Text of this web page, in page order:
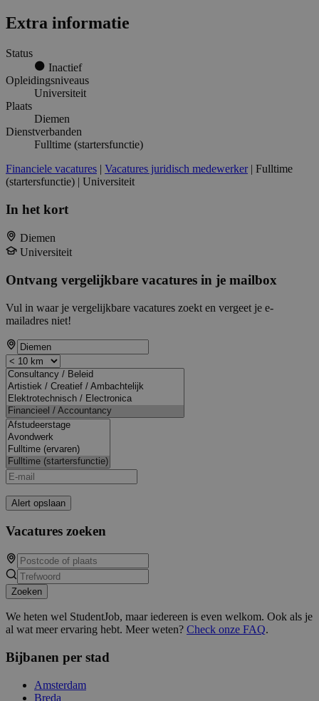
Extra informatie
Status
Inactief
Opleidingsniveaus
Universiteit
Plaats
Diemen
Dienstverbanden
Fulltime (startersfunctie)
Financiele vacatures | Vacatures juridisch medewerker| Fulltime
(startersfunctie) | Universiteit
In het kort
Diemen
Universiteit
Ontvang vergelijkbare vacatures in je mailbox
Vul in waar je vergelijkbare vacatures zoekt en vergeet je e-
mailadres niet!
Alert opslaan
Vacatures zoeken
Zoeken
We heten wel StudentJob, maar iedereen is even welkom. Ook als je
al wat meer ervaring hebt. Meer weten? Check onze FAQ.
Bijbanen per stad
Amsterdam
Breda